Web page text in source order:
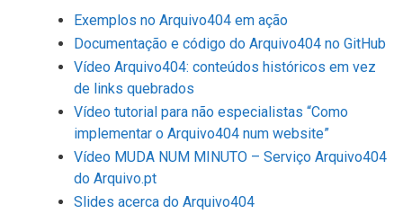
Exemplos no Arquivo404 em ação
Documentação e código do Arquivo404 no GitHub
Vídeo Arquivo404: conteúdos históricos em vez
de links quebrados
Vídeo tutorial para não especialistas “Como
implementar o Arquivo404 num website”
Vídeo MUDA NUM MINUTO – Serviço Arquivo404
do Arquivo.pt
Slides acerca do Arquivo404